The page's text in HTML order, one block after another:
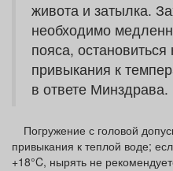
живота и затылка.
необходимо
пояса,
привыкания к
в ответе Минздрава.
Погружение с головой
привыкания к теплой воде;
+18°C, нырять не